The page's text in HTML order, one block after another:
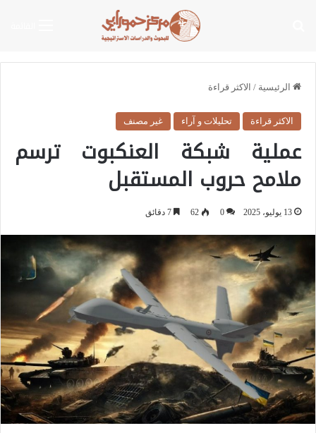
الرئيسية / الاكثر قراءة
الاكثر قراءة تحليلات و آراء غير مصنف
عملية شبكة العنكبوت ترسم
ملامح حروب المستقبل
13 يوليو، 2025 0
62